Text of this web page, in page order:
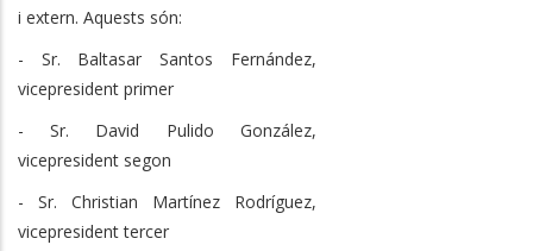
i extern. Aquests són:
- Sr. Baltasar Santos Fernández,
vicepresident primer
- Sr. David Pulido González,
vicepresident segon
- Sr. Christian Martínez Rodríguez,
vicepresident tercer